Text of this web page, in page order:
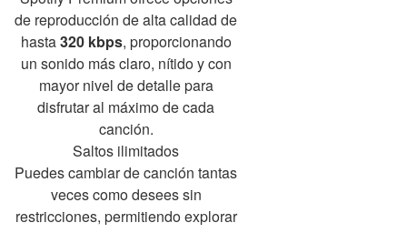
de reproducción de alta calidad de
hasta320 kbps, proporcionando
un sonido más claro, nítido y con
mayor nivel de detalle para
disfrutar al máximo de cada
canción.
Saltos ilimitados
Puedes cambiar de canción tantas
veces como desees sin
restricciones, permitiendo explorar